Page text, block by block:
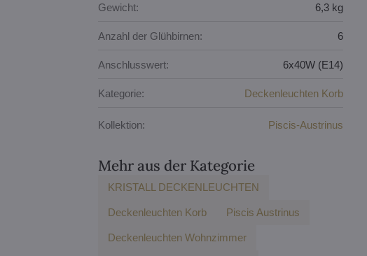
Gewicht: 6,3 kg
Anzahl der Glühbirnen: 6
Anschlusswert: 6x40W (E14)
Kategorie: Deckenleuchten Korb
Kollektion: Piscis-Austrinus
Mehr aus der Kategorie
KRISTALL DECKENLEUCHTEN
Deckenleuchten Korb Piscis Austrinus
Deckenleuchten Wohnzimmer